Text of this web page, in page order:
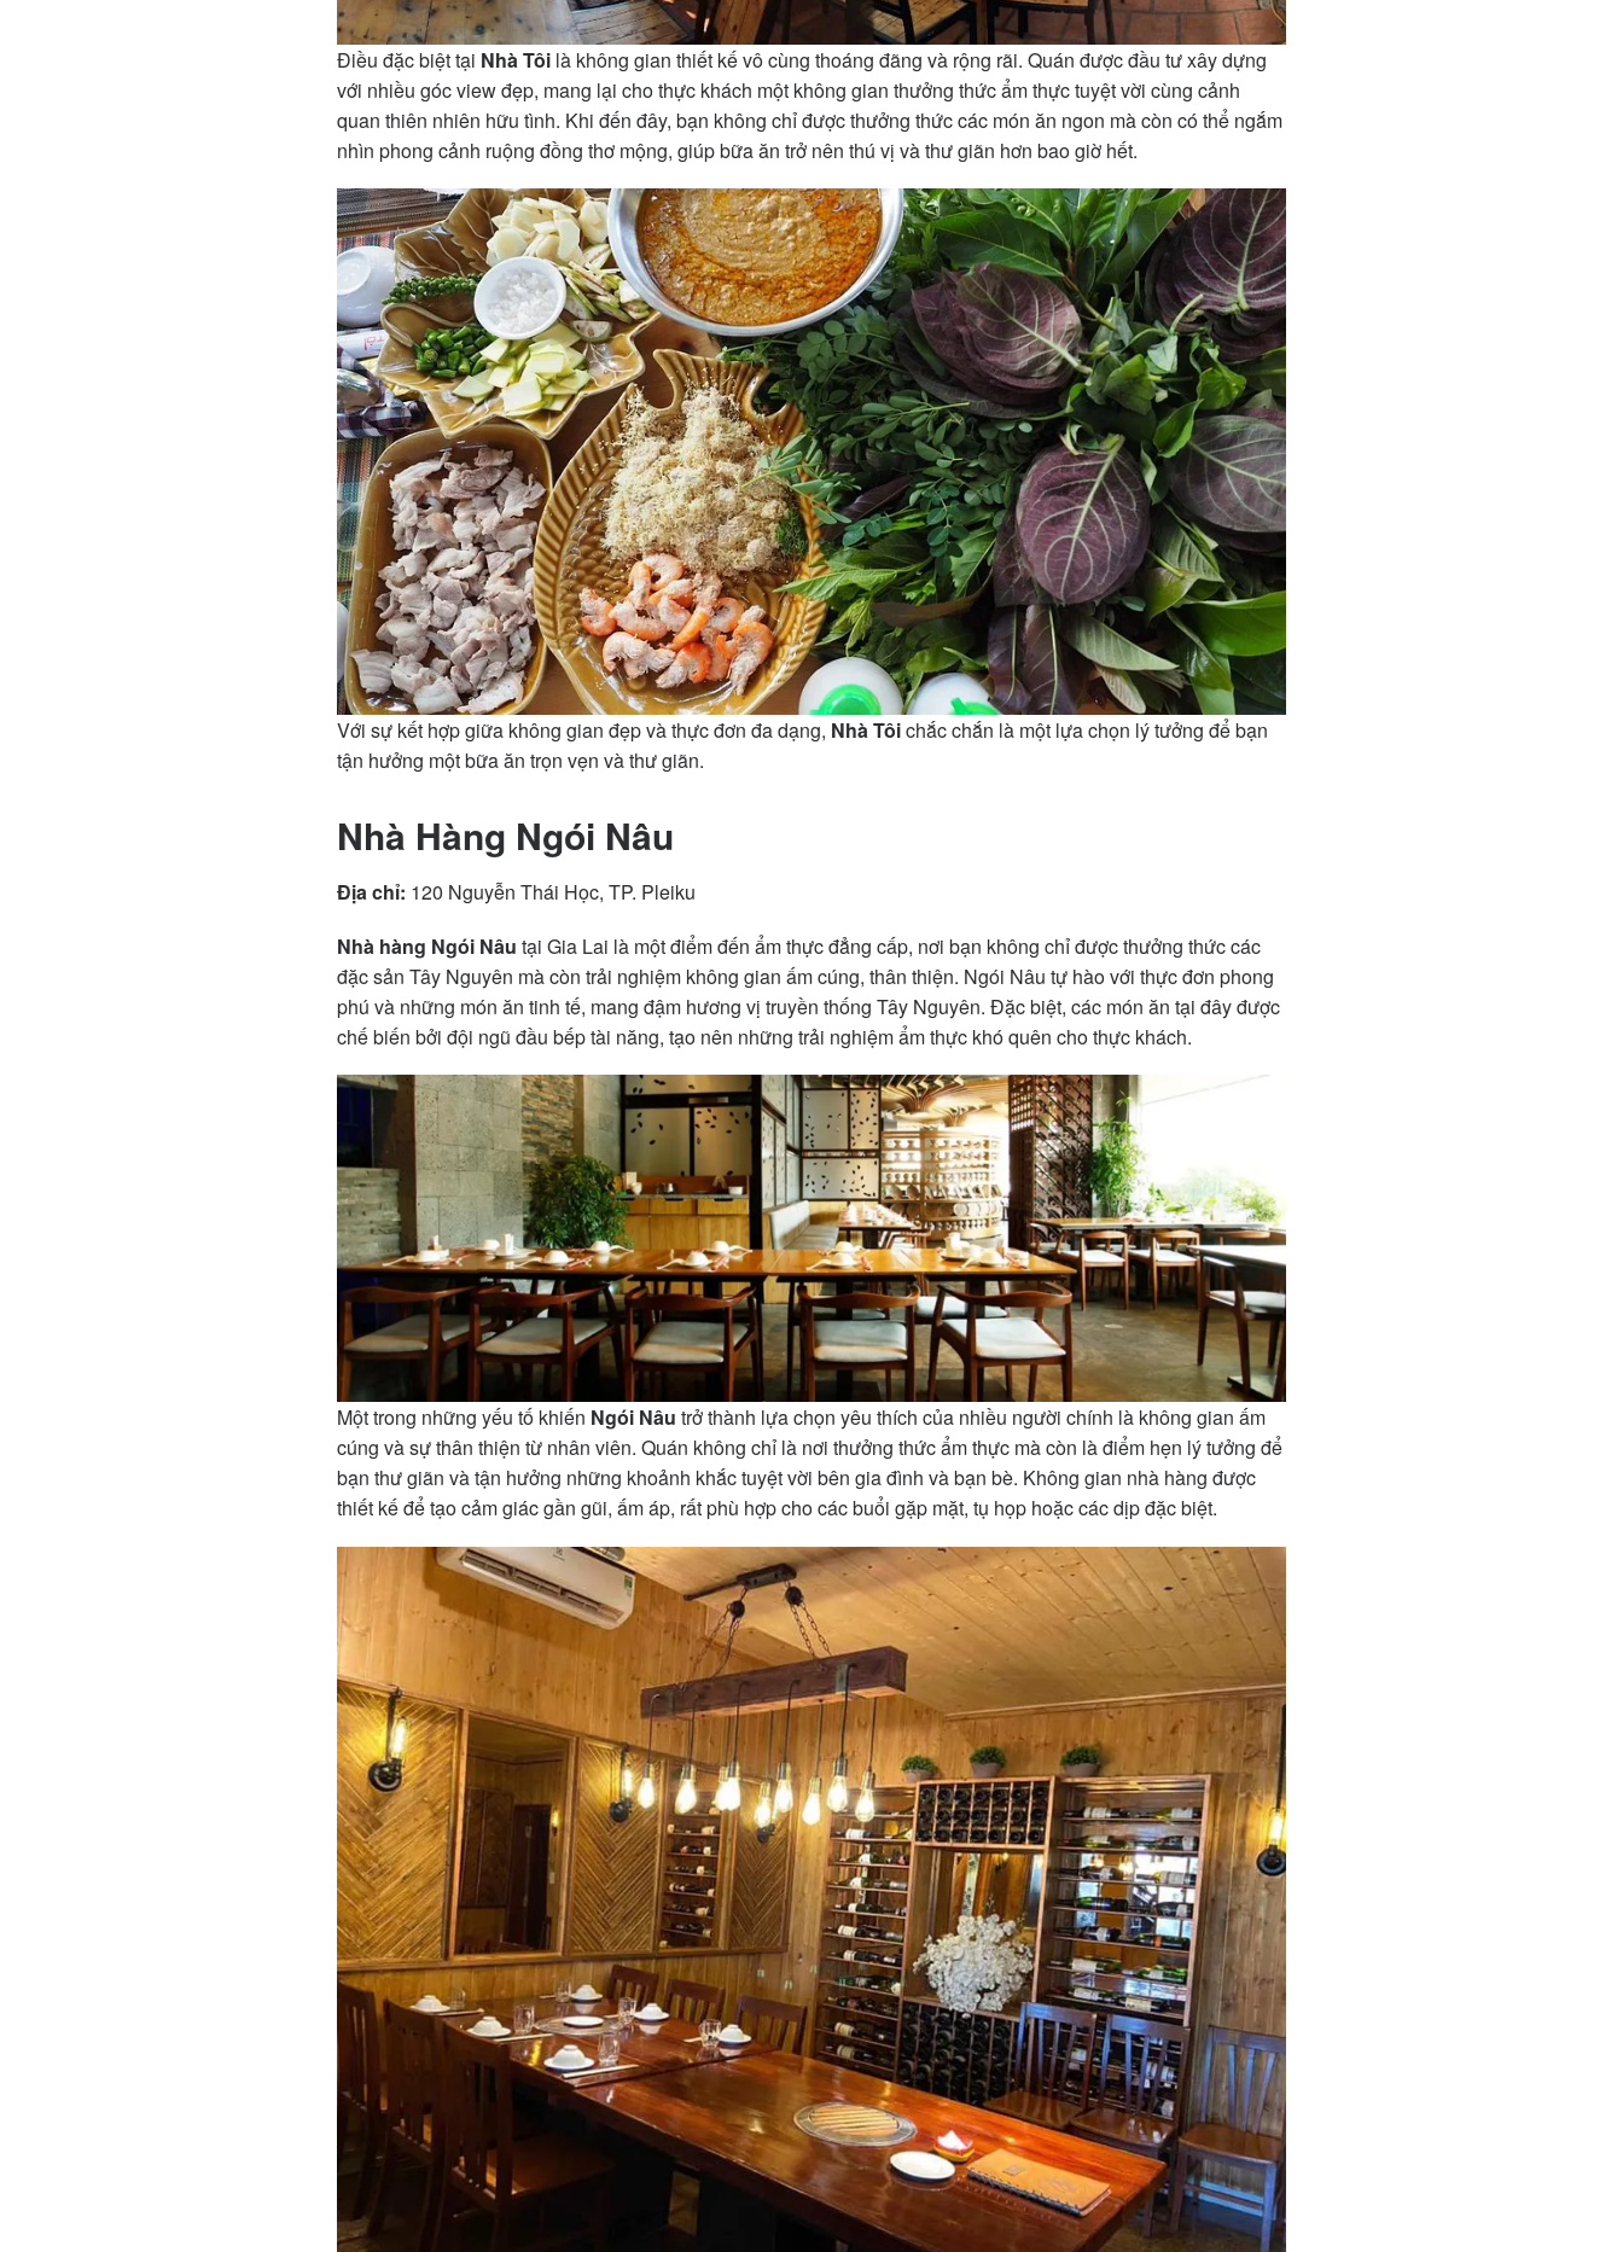
Điều đặc biệt tại Nhà Tôi là không gian thiết kế vô cùng thoáng đãng và rộng rãi. Quán được đầu tư xây dựng
với nhiều góc view đẹp, mang lại cho thực khách một không gian thưởng thức ẩm thực tuyệt vời cùng cảnh
quan thiên nhiên hữu tình. Khi đến đây, bạn không chỉ được thưởng thức các món ăn ngon mà còn có thể ngắm
nhìn phong cảnh ruộng đồng thơ mộng, giúp bữa ăn trở nên thú vị và thư giãn hơn bao giờ hết.
Với sự kết hợp giữa không gian đẹp và thực đơn đa dạng, Nhà Tôichắc chắn là một lựa chọn lý tưởng để bạn
tận hưởng một bữa ăn trọn vẹn và thư giãn.
Nhà Hàng Ngói Nâu
Địa chỉ: 120 Nguyễn Thái Học, TP. Pleiku
Nhà hàng Ngói Nâu tại Gia Lai là một điểm đến ẩm thực đẳng cấp, nơi bạn không chỉ được thưởng thức các
đặc sản Tây Nguyên mà còn trải nghiệm không gian ấm cúng, thân thiện. Ngói Nâu tự hào với thực đơn phong
phú và những món ăn tinh tế, mang đậm hương vị truyền thống Tây Nguyên. Đặc biệt, các món ăn tại đây được
chế biến bởi đội ngũ đầu bếp tài năng, tạo nên những trải nghiệm ẩm thực khó quên cho thực khách.
Một trong những yếu tố khiến Ngói Nâu trở thành lựa chọn yêu thích của nhiều người chính là không gian ấm
cúng và sự thân thiện từ nhân viên. Quán không chỉ là nơi thưởng thức ẩm thực mà còn là điểm hẹn lý tưởng để
bạn thư giãn và tận hưởng những khoảnh khắc tuyệt vời bên gia đình và bạn bè. Không gian nhà hàng được
thiết kế để tạo cảm giác gần gũi, ấm áp, rất phù hợp cho các buổi gặp mặt, tụ họp hoặc các dịp đặc biệt.